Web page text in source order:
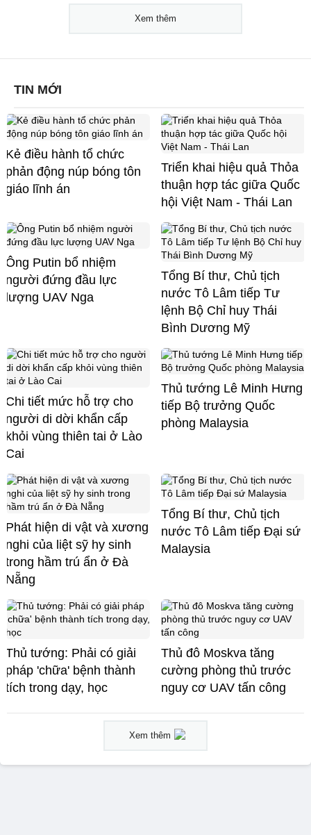
Xem thêm
TIN MỚI
Kẻ điều hành tổ chức
phản động núp bóng tôn
giáo lĩnh án
Triển khai hiệu quả Thỏa
thuận hợp tác giữa Quốc
hội Việt Nam - Thái Lan
Ông Putin bổ nhiệm
người đứng đầu lực
lượng UAV Nga
Tổng Bí thư, Chủ tịch
nước Tô Lâm tiếp Tư
lệnh Bộ Chỉ huy Thái
Bình Dương Mỹ
Chi tiết mức hỗ trợ cho
người di dời khẩn cấp
khỏi vùng thiên tai ở Lào
Cai
Thủ tướng Lê Minh Hưng
tiếp Bộ trưởng Quốc
phòng Malaysia
Phát hiện di vật và xương
nghi của liệt sỹ hy sinh
trong hầm trú ẩn ở Đà
Nẵng
Tổng Bí thư, Chủ tịch
nước Tô Lâm tiếp Đại sứ
Malaysia
Thủ tướng: Phải có giải
pháp 'chữa' bệnh thành
tích trong dạy, học
Thủ đô Moskva tăng
cường phòng thủ trước
nguy cơ UAV tấn công
Xem thêm